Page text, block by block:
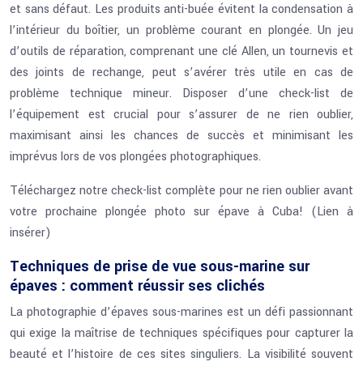
et sans défaut. Les produits anti-buée évitent la condensation à
l’intérieur du boîtier, un problème courant en plongée. Un jeu
d’outils de réparation, comprenant une clé Allen, un tournevis et
des joints de rechange, peut s’avérer très utile en cas de
problème technique mineur. Disposer d’une check-list de
l’équipement est crucial pour s’assurer de ne rien oublier,
maximisant ainsi les chances de succès et minimisant les
imprévus lors de vos plongées photographiques.
Téléchargez notre check-list complète pour ne rien oublier avant
votre prochaine plongée photo sur épave à Cuba! (Lien à
insérer)
Techniques de prise de vue sous-marine sur
épaves : comment réussir ses clichés
La photographie d’épaves sous-marines est un défi passionnant
qui exige la maîtrise de techniques spécifiques pour capturer la
beauté et l’histoire de ces sites singuliers. La visibilité souvent